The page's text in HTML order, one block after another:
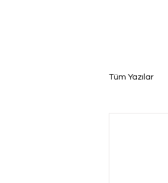
Tüm Yazılar